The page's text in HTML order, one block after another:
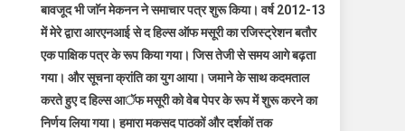
बावजूद भी जाॅन मेकनन ने समाचार पत्र शुरू किया। वर्ष 2012-13
में मेरे द्वारा आरएनआई से द हिल्स ऑफ मसूरी का रजिस्ट्रेशन बतौर
एक पाक्षिक पत्र के रूप किया गया। जिस तेजी से समय आगे बढ़ता
गया। और सूचना क्रांति का युग आया। जमाने के साथ कदमताल
करते हुए द हिल्स आॅफ मसूरी को वेब पेपर के रूप में शुरू करने का
निर्णय लिया गया। हमारा मकसद पाठकों और दर्शकों तक